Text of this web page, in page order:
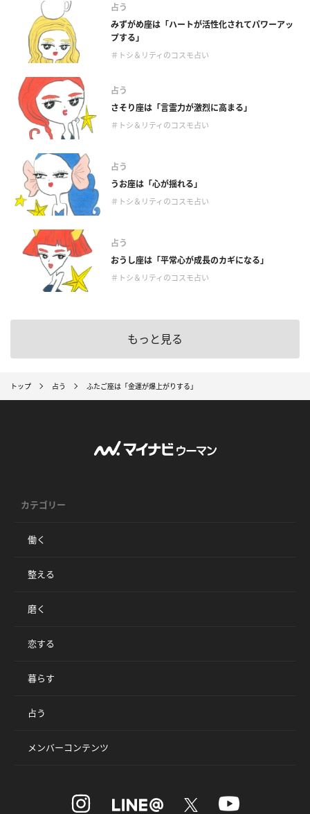
占う
みずがめ座は「ハートが活性化されてパワーアッ
プする」
＃トシ＆リティのコスモ占い
占う
さそり座は「言霊力が激烈に高まる」
＃トシ＆リティのコスモ占い
占う
うお座は「心が揺れる」
＃トシ＆リティのコスモ占い
占う
おうし座は「平常心が成長のカギになる」
＃トシ＆リティのコスモ占い
もっと見る
トップ 占う ふたご座は「金運が爆上がりする」
カテゴリー
働く
整える
磨く
恋する
暮らす
占う
メンバーコンテンツ